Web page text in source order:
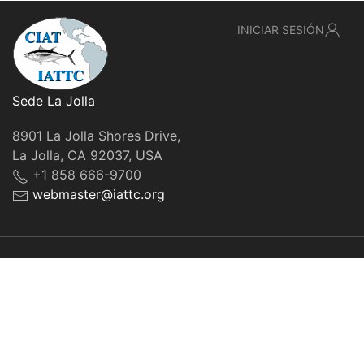
Sede La Jolla
8901 La Jolla Shores Drive,
La Jolla, CA 92037, USA
+1 858 666-9700
webmaster@iattc.org
INICIAR SESIÓN
© IATTC, 2022-2026